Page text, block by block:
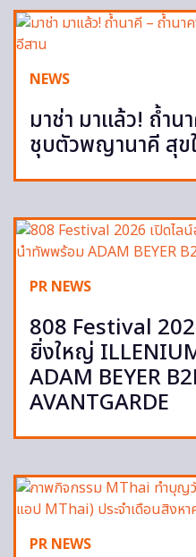
NEWS
มาช่า มาแล้ว! ถ้ำน
ชุบตัวพญานาคี สุข
PR NEWS
808 Festival
ยิ่งใหญ่
ADAM BEYER
AVANTGARDE
PR NEWS